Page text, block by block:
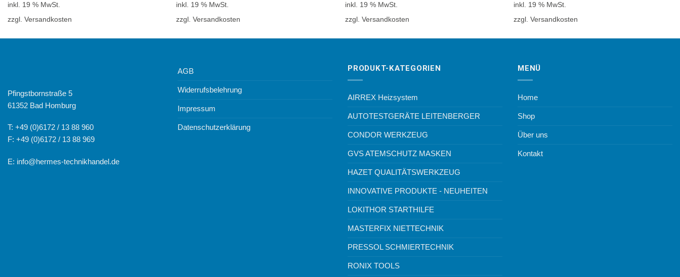
inkl. 19 % MwSt.
zzgl. Versandkosten
inkl. 19 % MwSt.
zzgl. Versandkosten
inkl. 19 % MwSt.
zzgl. Versandkosten
inkl. 19 % MwSt.
zzgl. Versandkosten
Pfingstbornstraße 5
61352 Bad Homburg
T: +49 (0)6172 / 13 88 960
F: +49 (0)6172 / 13 88 969
E: info@hermes-technikhandel.de
AGB
Widerrufsbelehrung
Impressum
Datenschutzerklärung
PRODUKT-KATEGORIEN
AIRREX Heizsystem
AUTOTESTGERÄTE LEITENBERGER
CONDOR WERKZEUG
GVS ATEMSCHUTZ MASKEN
HAZET QUALITÄTSWERKZEUG
INNOVATIVE PRODUKTE - NEUHEITEN
LOKITHOR STARTHILFE
MASTERFIX NIETTECHNIK
PRESSOL SCHMIERTECHNIK
RONIX TOOLS
MENÜ
Home
Shop
Über uns
Kontakt